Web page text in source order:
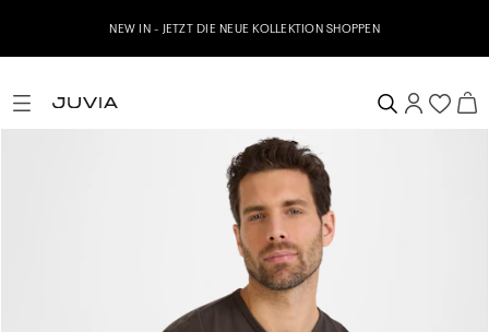
erhalten